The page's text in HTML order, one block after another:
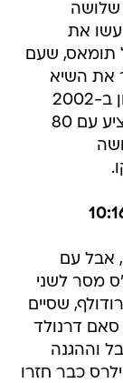
עשו את
תומאס, שעם
שבר את השיא
לעונה בודדת, אותו קבע מרווין האריסון ב-2002
והגיע ל-145 העונה. אלווין קמארה הפציע עם 80
ושלושה
אבל עם
מסר לשני
שסיים
סאם דרנולד
וההגנה
כבר חזרו